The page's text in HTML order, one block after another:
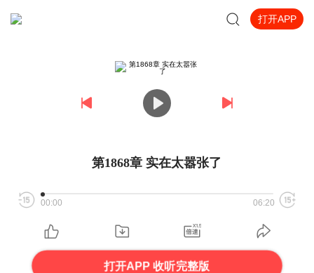
打开APP
第1868章 实在太嚣张了
00:00 06:20
打开APP 收听完整版